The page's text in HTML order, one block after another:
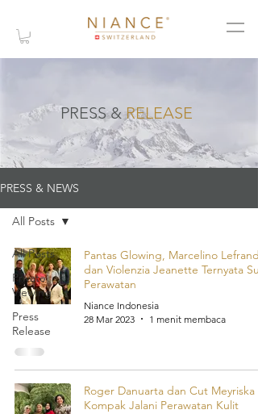
PRESS &RELEASE
PRESS & NEWS
All Posts
Private
Viewing
Press
Release
All Posts
Pantas Glowing, Marcelino Lefrandt
dan Violenzia Jeanette Ternyata
Perawatan
Niance Indonesia
28 Mar 2023
1 menit membaca
Roger Danuarta dan Cut Meyriska
Kompak Jalani Perawatan Kulit